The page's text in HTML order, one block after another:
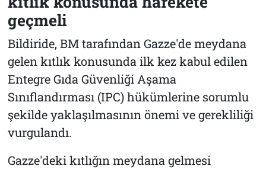
geçmeli
Bildiride, BM tarafından Gazze'de meydana
gelen kıtlık konusunda ilk kez kabul edilen
Entegre Gıda Güvenliği Aşama
Sınıflandırması (IPC) hükümlerine sorumlu
şekilde yaklaşılmasının önemi ve gerekliliği
vurgulandı.
Gazze'deki kıtlığın meydana gelmesi